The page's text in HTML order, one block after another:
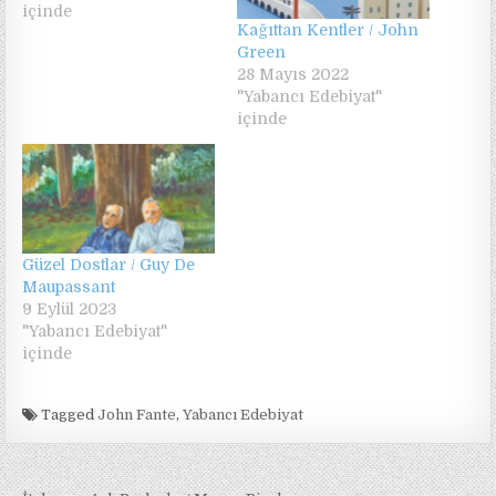
içinde
Kağıttan Kentler / John
Green
28 Mayıs 2022
"Yabancı Edebiyat"
içinde
Güzel Dostlar / Guy De
Maupassant
9 Eylül 2023
"Yabancı Edebiyat"
içinde
TaggedJohn Fante,Yabancı Edebiyat